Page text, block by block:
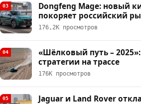
03
Dongfeng Mage: новый
покоряет российский
176,2К просмотров
04
«Шёлковый путь –
стратегии на трассе
176К просмотров
05
Jaguar и Land Rover